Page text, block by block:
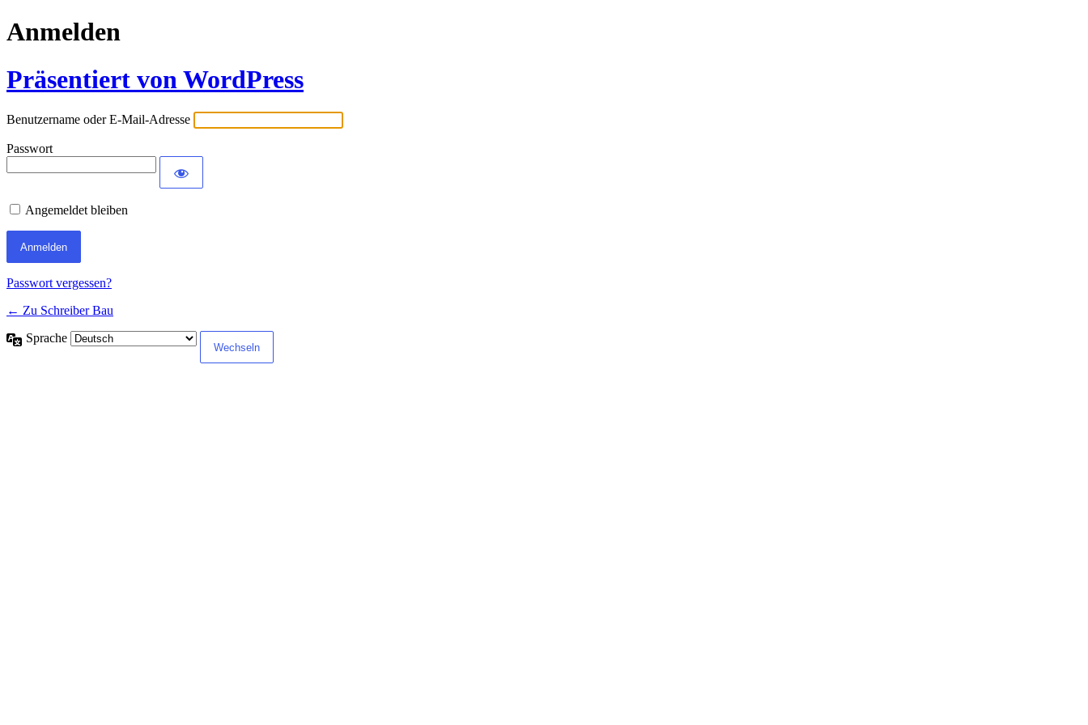
Anmelden
Präsentiert von WordPress
Benutzername oder E-Mail-Adresse
Passwort
Angemeldet bleiben
Passwort vergessen?
← Zu Schreiber Bau
Sprache